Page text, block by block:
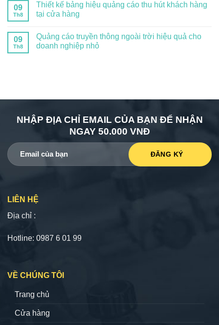
09
Th8
Thiết kế bảng hiệu quảng cáo thu hút khách hàng
tại cửa hàng
09
Th8
Quảng cáo truyền thông ngoài trời hiệu quả cho
doanh nghiệp nhỏ
NHẬP ĐỊA CHỈ EMAIL CỦA BẠN ĐỂ NHẬN
NGAY 50.000 VNĐ
LIÊN HỆ
Địa chỉ :
Hotline: 0987 6 01 99
VỀ CHÚNG TÔI
Trang chủ
Cửa hàng